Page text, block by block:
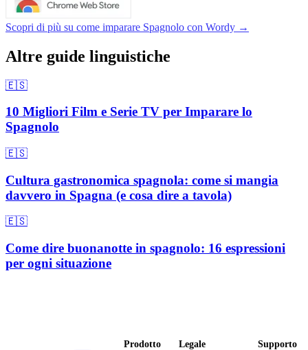
Scopri di più su come imparare Spagnolo con Wordy →
Altre guide linguistiche
🇪🇸
10 Migliori Film e Serie TV per Imparare lo
Spagnolo
🇪🇸
Cultura gastronomica spagnola: come si mangia
davvero in Spagna (e cosa dire a tavola)
🇪🇸
Come dire buonanotte in spagnolo: 16 espressioni
per ogni situazione
Prodotto
Legale
Supporto